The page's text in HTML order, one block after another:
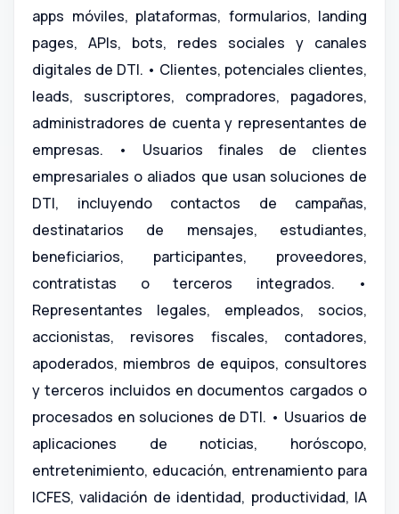
apps móviles, plataformas, formularios, landing
pages, APIs, bots, redes sociales y canales
digitales de DTI. • Clientes, potenciales clientes,
leads, suscriptores, compradores, pagadores,
administradores de cuenta y representantes de
empresas. • Usuarios finales de clientes
empresariales o aliados que usan soluciones de
DTI, incluyendo contactos de campañas,
destinatarios de mensajes, estudiantes,
beneficiarios, participantes, proveedores,
contratistas o terceros integrados. •
Representantes legales, empleados, socios,
accionistas, revisores fiscales, contadores,
apoderados, miembros de equipos, consultores
y terceros incluidos en documentos cargados o
procesados en soluciones de DTI. • Usuarios de
aplicaciones de noticias, horóscopo,
entretenimiento, educación, entrenamiento para
ICFES, validación de identidad, productividad, IA